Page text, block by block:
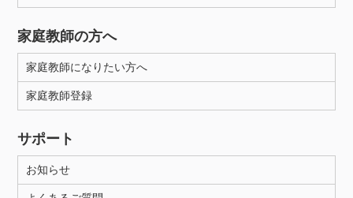
家庭教師の方へ
家庭教師になりたい方へ
家庭教師登録
サポート
お知らせ